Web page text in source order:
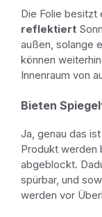
Die Folie
reflektiert
außen, solange
können
Innenraum von
Bieten
Ja, genau das
Produkt werden
abgeblockt.
spürbar, und
werden vor